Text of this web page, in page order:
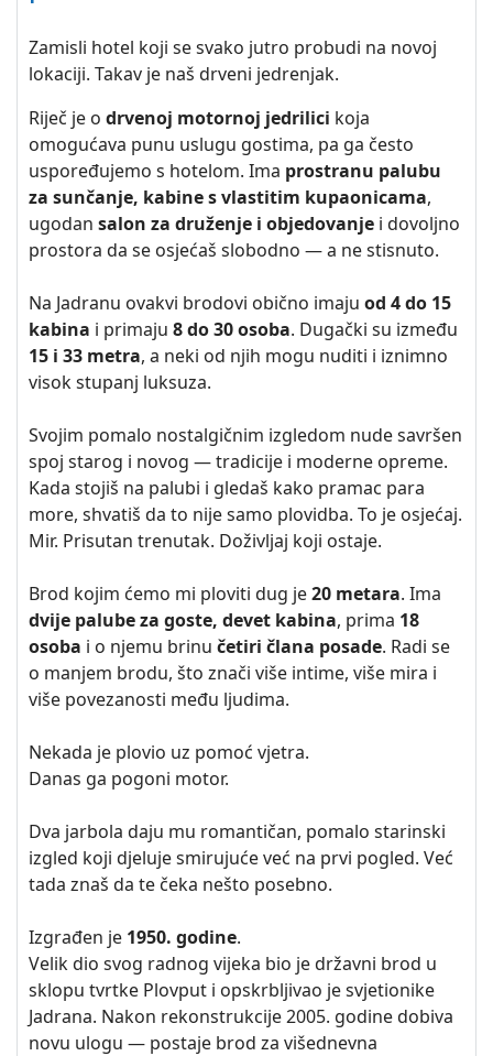
Zamisli hotel koji se svako jutro probudi na novoj
lokaciji. Takav je naš drveni jedrenjak.
Riječ je o drvenoj motornoj jedrilici koja
omogućava punu uslugu gostima, pa ga često
uspoređujemo s hotelom. Ima prostranu palubu
za sunčanje, kabine s vlastitim kupaonicama,
ugodan salon za druženje i objedovanje i dovoljno
prostora da se osjećaš slobodno — a ne stisnuto.
Na Jadranu ovakvi brodovi obično imaju od 4 do 15
kabina i primaju 8 do 30 osoba. Dugački su između
15 i 33 metra, a neki od njih mogu nuditi i iznimno
visok stupanj luksuza.
Svojim pomalo nostalgičnim izgledom nude savršen
spoj starog i novog — tradicije i moderne opreme.
Kada stojiš na palubi i gledaš kako pramac para
more, shvatiš da to nije samo plovidba. To je osjećaj.
Mir. Prisutan trenutak. Doživljaj koji ostaje.
Brod kojim ćemo mi ploviti dug je20 metara. Ima
dvije palube za goste, devet kabina, prima 18
osoba i o njemu brinu četiri člana posade. Radi se
o manjem brodu, što znači više intime, više mira i
više povezanosti među ljudima.
Nekada je plovio uz pomoć vjetra.
Danas ga pogoni motor.
Dva jarbola daju mu romantičan, pomalo starinski
izgled koji djeluje smirujuće već na prvi pogled. Već
tada znaš da te čeka nešto posebno.
Izgrađen je 1950. godine.
Velik dio svog radnog vijeka bio je državni brod u
sklopu tvrtke Plovput i opskrbljivao je svjetionike
Jadrana. Nakon rekonstrukcije 2005. godine dobiva
novu ulogu — postaje brod za višednevna